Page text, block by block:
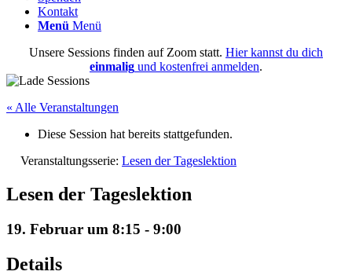
Kontakt
Menü Menü
Unsere Sessions finden auf Zoom statt. Hier kannst du dich
einmalig und kostenfrei anmelden.
« Alle Veranstaltungen
Diese Session hat bereits stattgefunden.
Veranstaltungsserie: Lesen der Tageslektion
Lesen der Tageslektion
19. Februar um 8:15 - 9:00
Details